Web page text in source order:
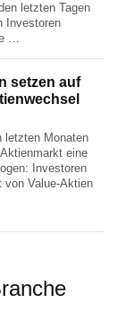
letzten Tagen
Investoren
…
setzen auf
letzten Monaten
eine
Investoren
von Value-Aktien